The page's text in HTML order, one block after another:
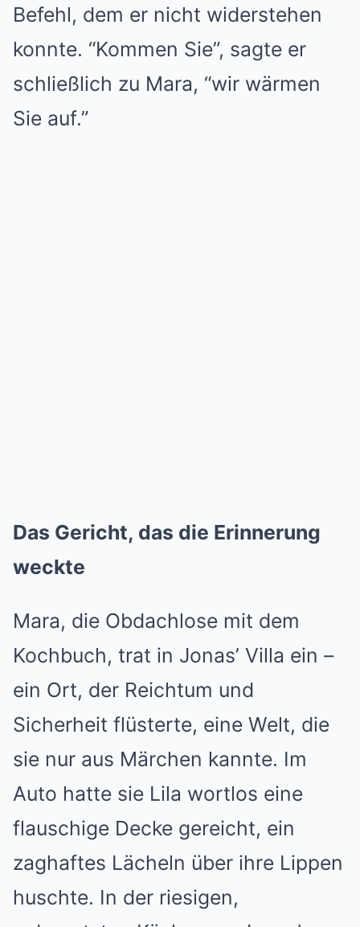
Befehl, dem er nicht widerstehen
konnte. “Kommen Sie”, sagte er
schließlich zu Mara, “wir wärmen
Sie auf.”
Das Gericht, das die Erinnerung
weckte
Mara, die Obdachlose mit dem
Kochbuch, trat in Jonas’ Villa ein –
ein Ort, der Reichtum und
Sicherheit flüsterte, eine Welt, die
sie nur aus Märchen kannte. Im
Auto hatte sie Lila wortlos eine
flauschige Decke gereicht, ein
zaghaftes Lächeln über ihre Lippen
huschte. In der riesigen,